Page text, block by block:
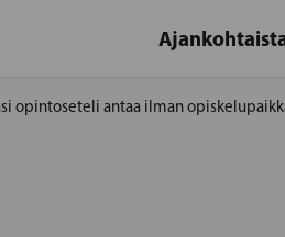
opintoseteli antaa ilman